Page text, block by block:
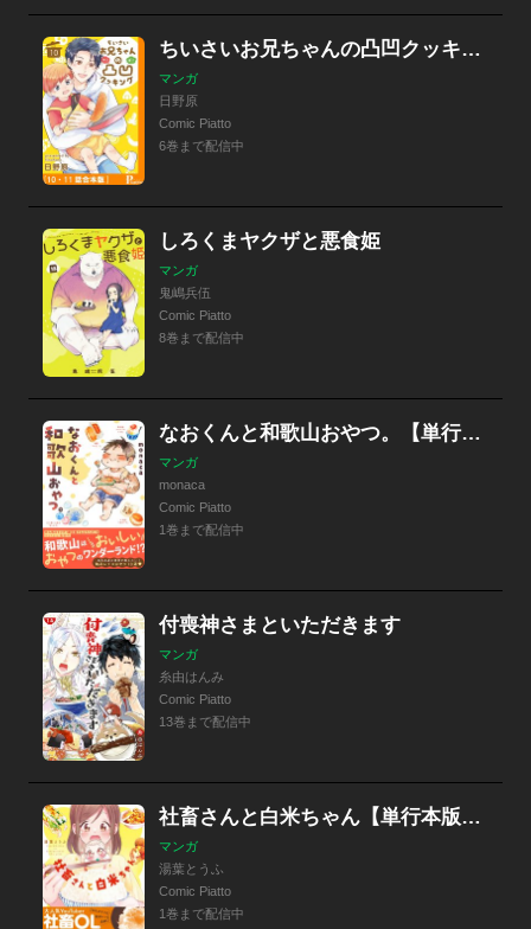
ちいさいお兄ちゃんの凸凹クッキング
マンガ
日野原
Comic Piatto
6巻まで配信中
しろくまヤクザと悪食姫
マンガ
鬼嶋兵伍
Comic Piatto
8巻まで配信中
なおくんと和歌山おやつ。【単行本版】【特典つき】
マンガ
monaca
Comic Piatto
1巻まで配信中
付喪神さまといただきます
マンガ
糸由はんみ
Comic Piatto
13巻まで配信中
社畜さんと白米ちゃん【単行本版】【特典つき】
マンガ
湯葉とうふ
Comic Piatto
1巻まで配信中